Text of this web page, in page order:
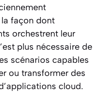
façon dont
orchestrent leur
plus nécessaire de
scénarios capables
ou transformer des
cloud.